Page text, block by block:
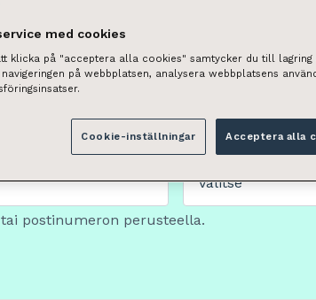
Tilan tyyppi
Valitse
postinumeron perusteella.
med cookies
klicka på "acceptera alla cookies" samtycker du till
på webbplatsen, analysera webbplatsens
Cookie-inställningar Acceptera alla